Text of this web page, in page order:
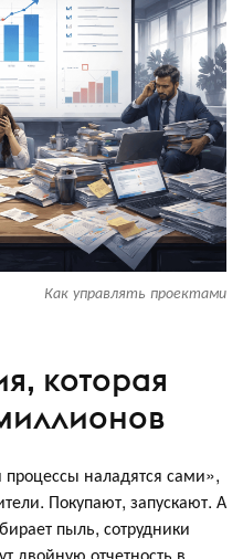
Как управлять проектами
которая
наладятся сами»,
Покупают, запускают. А
пыль, сотрудники
двойную отчетность в